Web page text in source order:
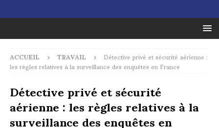
ACCUEIL TRAVAIL Détective privé et sécurité aérienne :
les règles relatives à la surveillance des enquêtes en France
Détective privé et sécurité
aérienne : les règles relatives à la